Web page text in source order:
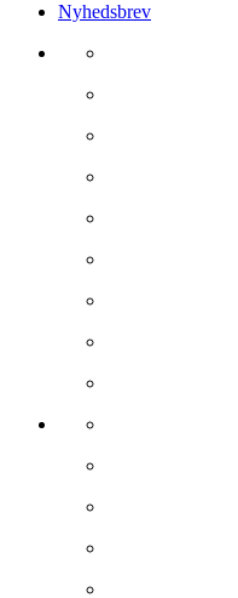
Nyhedsbrev